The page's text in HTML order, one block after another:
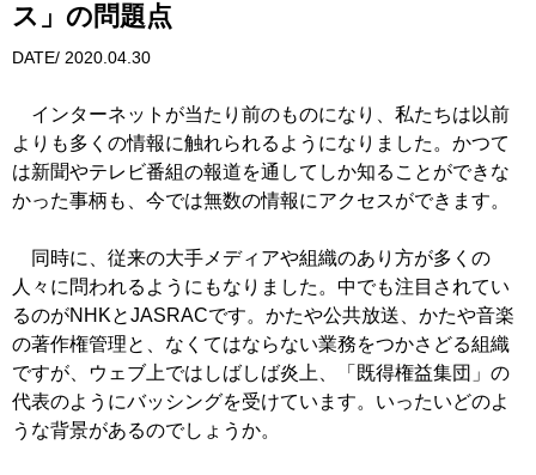
ス」の問題点
DATE/ 2020.04.30
インターネットが当たり前のものになり、私たちは以前
よりも多くの情報に触れられるようになりました。かつて
は新聞やテレビ番組の報道を通してしか知ることができな
かった事柄も、今では無数の情報にアクセスができます。
同時に、従来の大手メディアや組織のあり方が多くの
人々に問われるようにもなりました。中でも注目されてい
るのがNHKとJASRACです。かたや公共放送、かたや音楽
の著作権管理と、なくてはならない業務をつかさどる組織
ですが、ウェブ上ではしばしば炎上、「既得権益集団」の
代表のようにバッシングを受けています。いったいどのよ
うな背景があるのでしょうか。